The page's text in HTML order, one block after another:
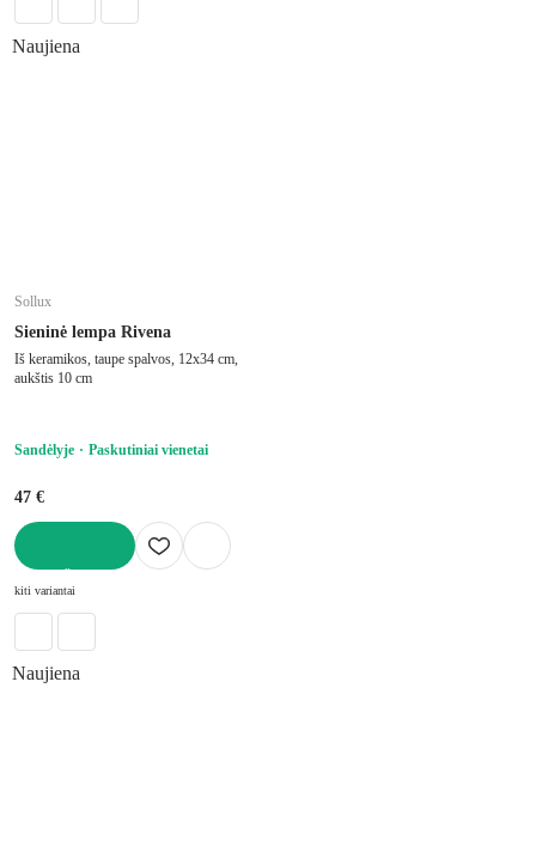
Naujiena
Sollux
Sieninė lempa Rivena
Iš keramikos, taupe spalvos, 12x34 cm,
aukštis 10 cm
Sandėlyje Paskutiniai vienetai
47 €
kiti variantai
Naujiena